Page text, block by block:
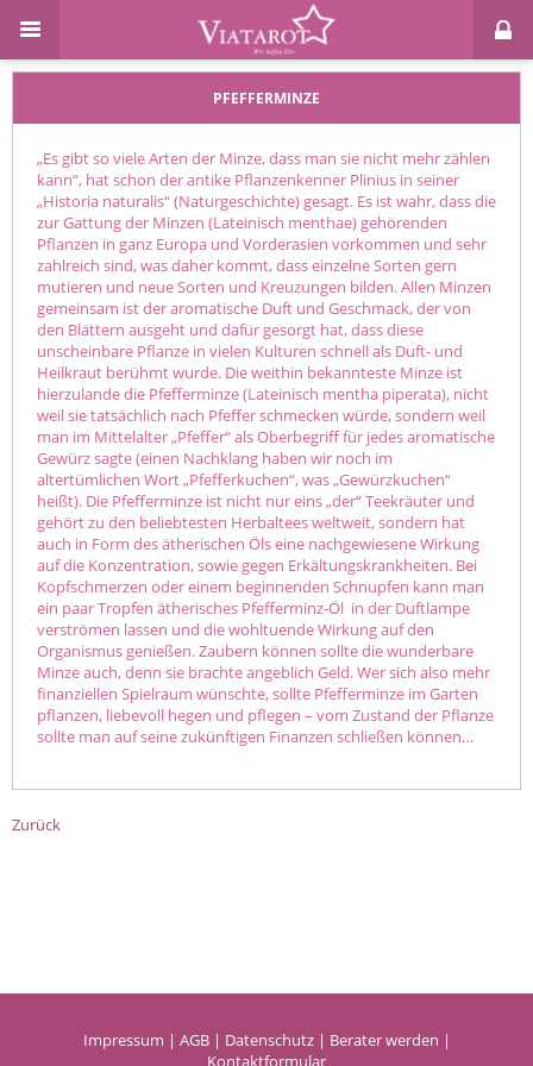
PFEFFERMINZE
„Es gibt so viele Arten der Minze, dass man sie nicht mehr zählen
kann“, hat schon der antike Pflanzenkenner Plinius in seiner
„Historia naturalis“ (Naturgeschichte) gesagt. Es ist wahr, dass die
zur Gattung der Minzen (Lateinisch menthae) gehörenden
Pflanzen in ganz Europa und Vorderasien vorkommen und sehr
zahlreich sind, was daher kommt, dass einzelne Sorten gern
mutieren und neue Sorten und Kreuzungen bilden. Allen Minzen
gemeinsam ist der aromatische Duft und Geschmack, der von
den Blättern ausgeht und dafür gesorgt hat, dass diese
unscheinbare Pflanze in vielen Kulturen schnell als Duft- und
Heilkraut berühmt wurde. Die weithin bekannteste Minze ist
hierzulande die Pfefferminze (Lateinisch mentha piperata), nicht
weil sie tatsächlich nach Pfeffer schmecken würde, sondern weil
man im Mittelalter „Pfeffer“ als Oberbegriff für jedes aromatische
Gewürz sagte (einen Nachklang haben wir noch im
altertümlichen Wort „Pfefferkuchen“, was „Gewürzkuchen“
heißt). Die Pfefferminze ist nicht nur eins „der“ Teekräuter und
gehört zu den beliebtesten Herbaltees weltweit, sondern hat
auch in Form des ätherischen Öls eine nachgewiesene Wirkung
auf die Konzentration, sowie gegen Erkältungskrankheiten. Bei
Kopfschmerzen oder einem beginnenden Schnupfen kann man
ein paar Tropfen ätherisches Pfefferminz-Öl in der Duftlampe
verströmen lassen und die wohltuende Wirkung auf den
Organismus genießen. Zaubern können sollte die wunderbare
Minze auch, denn sie brachte angeblich Geld. Wer sich also mehr
finanziellen Spielraum wünschte, sollte Pfefferminze im Garten
pflanzen, liebevoll hegen und pflegen – vom Zustand der Pflanze
sollte man auf seine zukünftigen Finanzen schließen können…
Zurück
Impressum | AGB| Datenschutz| Berater werden |
Kontaktformular